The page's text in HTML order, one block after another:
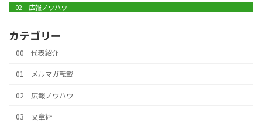
02 広報ノウハウ
カテゴリー
00 代表紹介
01 メルマガ転載
02 広報ノウハウ
03 文章術